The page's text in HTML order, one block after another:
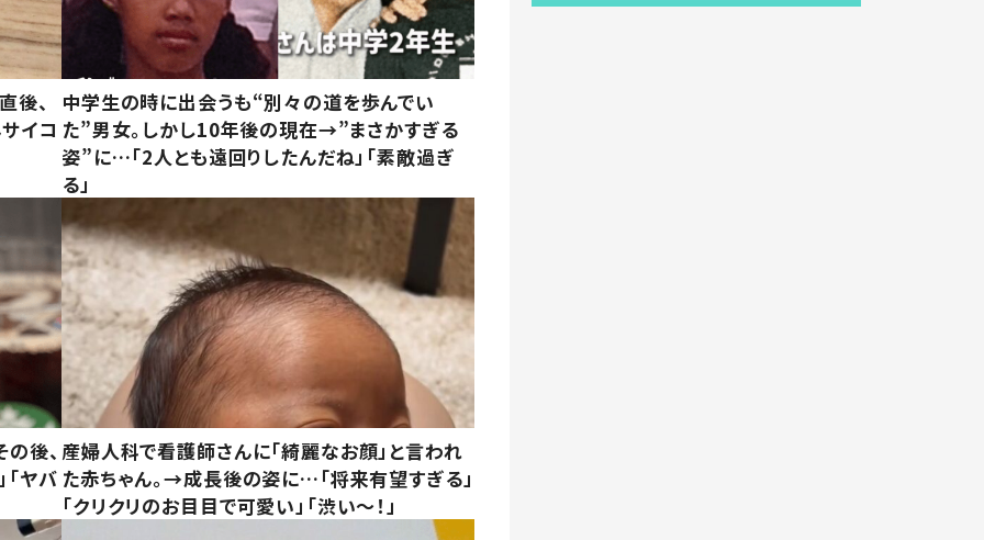
後、
イコ
中学生の時に出会うも“別々の道を歩んでい
た”男女。しかし10年後の現在→”まさかすぎる
姿”に…「2人とも遠回りしたんだね」「素敵過ぎ
る」
後、
ヤバ
産婦人科で看護師さんに「綺麗なお顔」と言われ
た赤ちゃん。→成長後の姿に…「将来有望すぎる」
「クリクリのお目目で可愛い」「渋い～！」